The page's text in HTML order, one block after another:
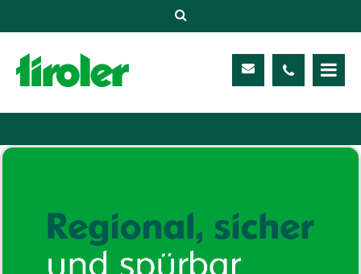
Service
Meine TIROLER